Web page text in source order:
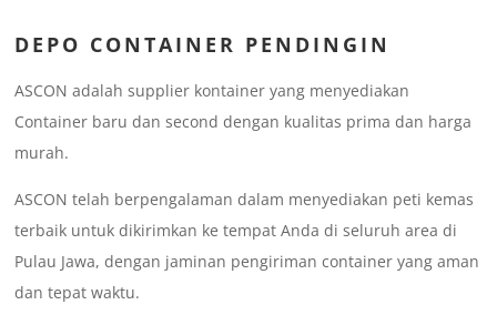
DEPO CONTAINER PENDINGIN
ASCON adalah supplier kontainer yang menyediakan
Container baru dan second dengan kualitas prima dan harga
murah.
ASCON telah berpengalaman dalam menyediakan peti kemas
terbaik untuk dikirimkan ke tempat Anda di seluruh area di
Pulau Jawa, dengan jaminan pengiriman container yang aman
dan tepat waktu.